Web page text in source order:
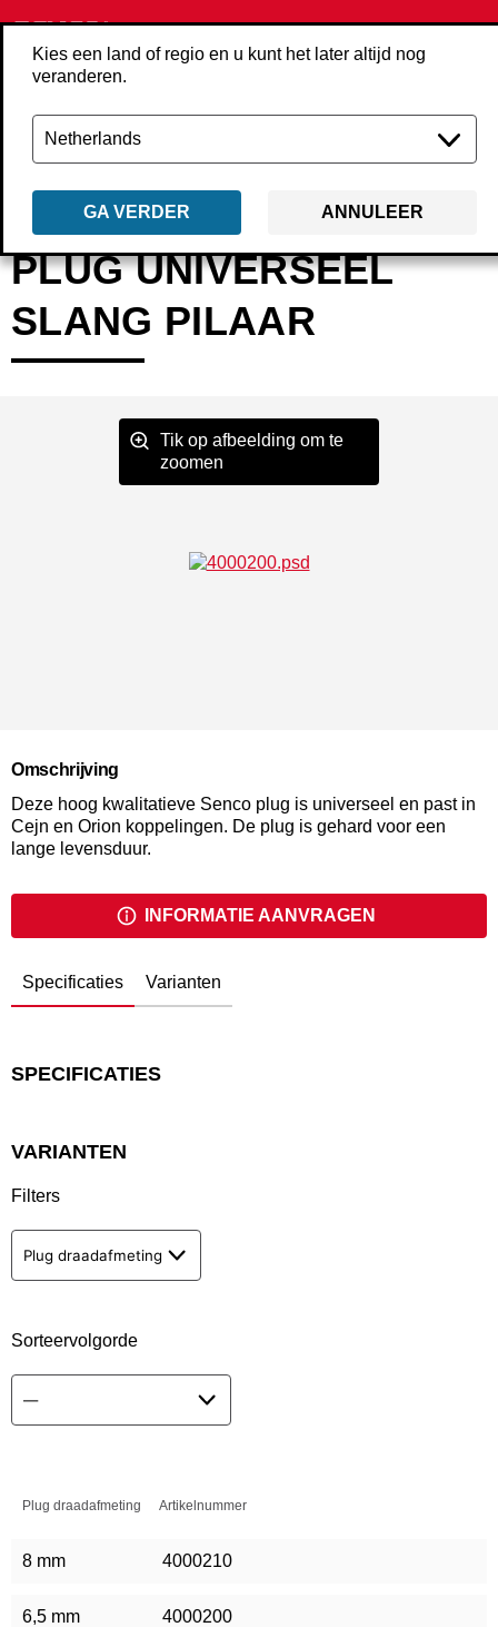
Kies een land of regio en u kunt het later altijd nog
veranderen.
GA VERDER ANNULEER
Terug Producten Accessoires
PLUG UNIVERSEEL
SLANG PILAAR
Tik op afbeelding om te
zoomen
Omschrijving
Deze hoog kwalitatieve Senco plug is universeel en past in
Cejn en Orion koppelingen. De plug is gehard voor een
lange levensduur.
INFORMATIE AANVRAGEN
Specificaties Varianten
SPECIFICATIES
VARIANTEN
Filters
Plug draadafmeting
Sorteervolgorde
Plug draadafmeting Artikelnummer
8 mm 4000210
6,5 mm 4000200